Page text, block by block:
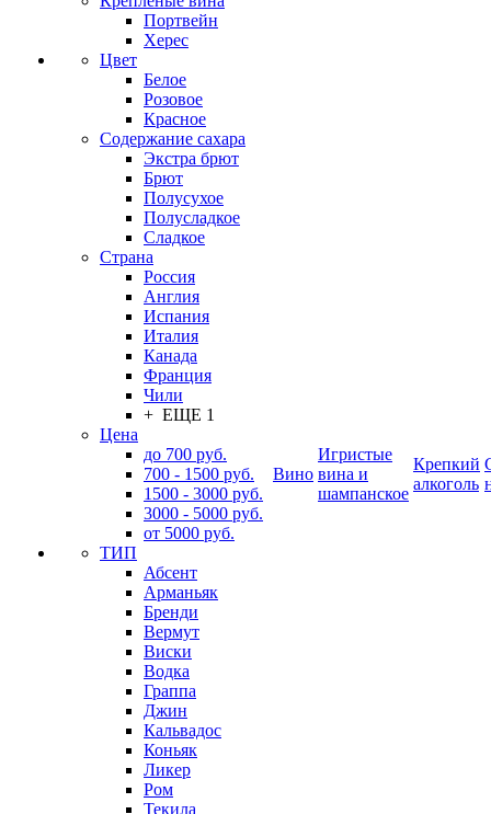
Портвейн
Херес
Цвет
Белое
Розовое
Красное
Содержание сахара
Экстра брют
Брют
Полусухое
Полусладкое
Сладкое
Страна
Россия
Англия
Испания
Италия
Канада
Франция
Чили
+ ЕЩЕ 1
Цена
до 700 руб.
700 - 1500 руб.
1500 - 3000 руб.
3000 - 5000 руб.
от 5000 руб.
ТИП
Абсент
Арманьяк
Бренди
Вермут
Виски
Водка
Граппа
Джин
Кальвадос
Коньяк
Ликер
Ром
Текила
Вино
Игристые
вина и
шампанское
Крепкий
алкоголь